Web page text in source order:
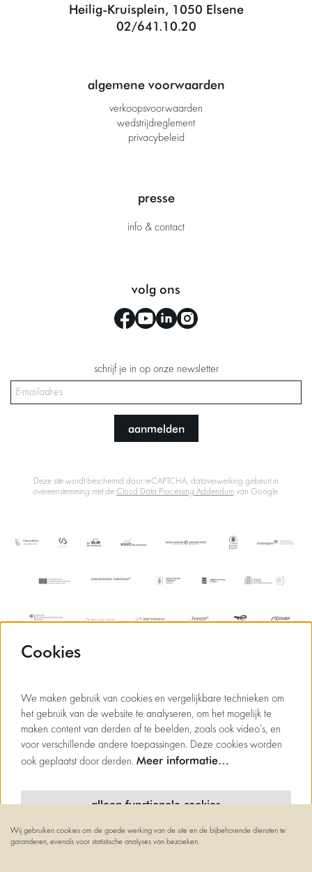
Heilig-Kruisplein, 1050 Elsene
02/641.10.20
algemene voorwaarden
verkoopsvoorwaarden
wedstrijdreglement
privacybeleid
presse
info & contact
volg ons
schrijf je in op onze newsletter
aanmelden
Deze site wordt beschermd door reCAPTCHA, dataverwerking gebeurt in
overeenstemming met de Cloud Data Processing Addendumvan Google.
Cookies
We maken gebruik van cookies en vergelijkbare technieken om
het gebruik van de website te analyseren, om het mogelijk te
maken content van derden af te beelden, zoals ook video’s, en
voor verschillende andere toepassingen. Deze cookies worden
ook geplaatst door derden. Meer informatie…
alleen functionele cookies
minimale cookies
Wij gebruiken cookies om de goede werking van de site en de bijbehorende diensten te
garanderen, evenals voor statistische analyses van bezoeken.